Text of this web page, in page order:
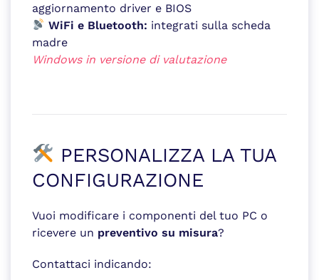
aggiornamento driver e BIOS
WiFi e Bluetooth: integrati sulla scheda
madre
Windows in versione di valutazione
PERSONALIZZA LA TUA
CONFIGURAZIONE
Vuoi modificare i componenti del tuo PC o
ricevere un preventivo su misura?
Contattaci indicando: